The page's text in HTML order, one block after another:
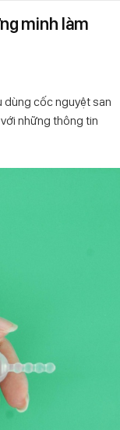
minh làm
dùng cốc nguyệt san
những thông tin